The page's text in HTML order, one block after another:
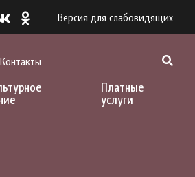
Версия для слабовидящих
Контакты
Платные
услуги